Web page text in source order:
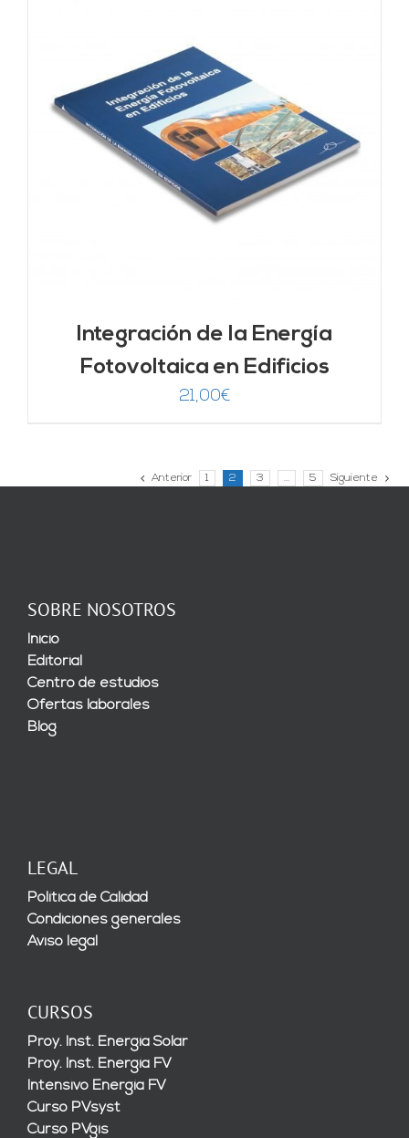
Integración de la Energía
Fotovoltaica en Edificios
21,00€
Anterior 1 2 3 … 5 Siguiente
SOBRE NOSOTROS
Inicio
Editorial
Centro de estudios
Ofertas laborales
Blog
LEGAL
Política de Calidad
Condiciones generales
Aviso legal
CURSOS
Proy. Inst. Energía Solar
Proy. Inst. Energía FV
Intensivo Energía FV
Curso PVsyst
Curso PVgis